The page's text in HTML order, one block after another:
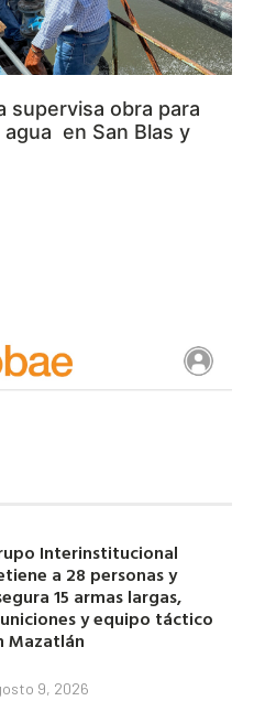
supervisa obra para
en San Blas y
Interinstitucional
a 28 personas y
15 armas largas,
y equipo táctico
Mazatlán
9, 2026